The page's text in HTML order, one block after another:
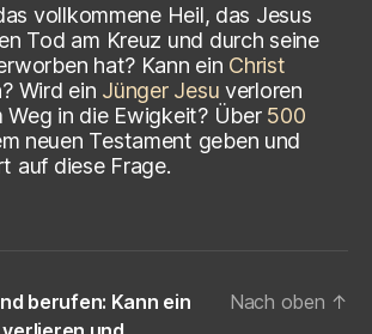
vollkommene Heil, das Jesus
Tod am Kreuz und durch seine
hat? Kann ein Christ
Wird ein Jünger Jesu verloren
Weg in die Ewigkeit? Über 500
neuen Testament geben und
auf diese Frage.
berufen: Kann ein
Nach oben ↑